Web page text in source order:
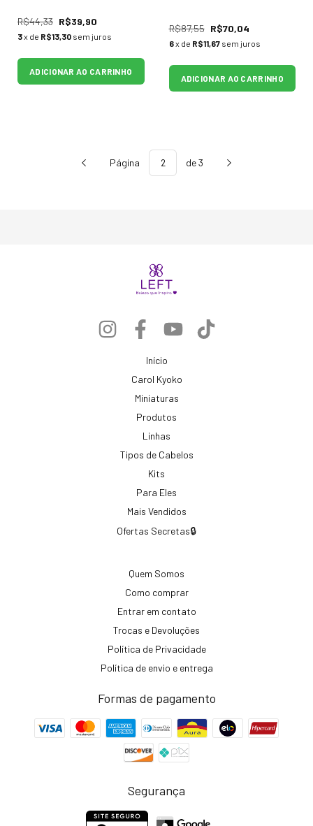
R$44,33 R$39,90
3x de R$13,30 sem juros
ADICIONAR AO CARRINHO
R$87,55 R$70,04
6x de R$11,67 sem juros
ADICIONAR AO CARRINHO
Página de 3
Início
Carol Kyoko
Miniaturas
Produtos
Linhas
Tipos de Cabelos
Kits
Para Eles
Mais Vendidos
Ofertas Secretas🔒
Quem Somos
Como comprar
Entrar em contato
Trocas e Devoluções
Política de Privacidade
Política de envio e entrega
Formas de pagamento
Segurança